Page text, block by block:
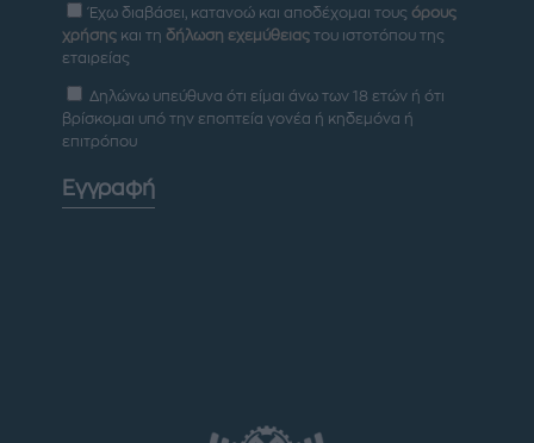
Έχω διαβάσει, κατανοώ και αποδέχομαι τους όρους
χρήσης και τη δήλωση εχεμύθειας του ιστοτόπου της
εταιρείας
Δηλώνω υπεύθυνα ότι είμαι άνω των 18 ετών ή ότι
βρίσκομαι υπό την εποπτεία γονέα ή κηδεμόνα ή
επιτρόπου
Εγγραφή